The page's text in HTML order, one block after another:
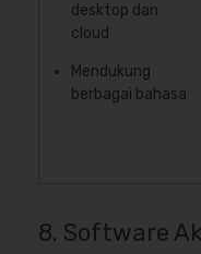
desktop dan
cloud
Mendukung
berbagai bahasa
8. Software